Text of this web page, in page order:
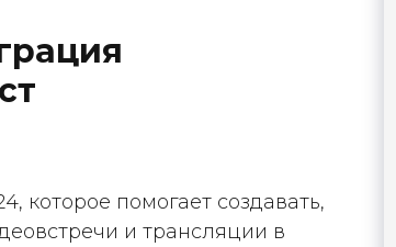
которое помогает создавать,
и трансляции в